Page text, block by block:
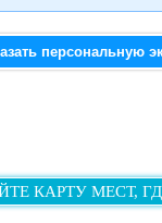
персональную
КАРТУ МЕСТ,